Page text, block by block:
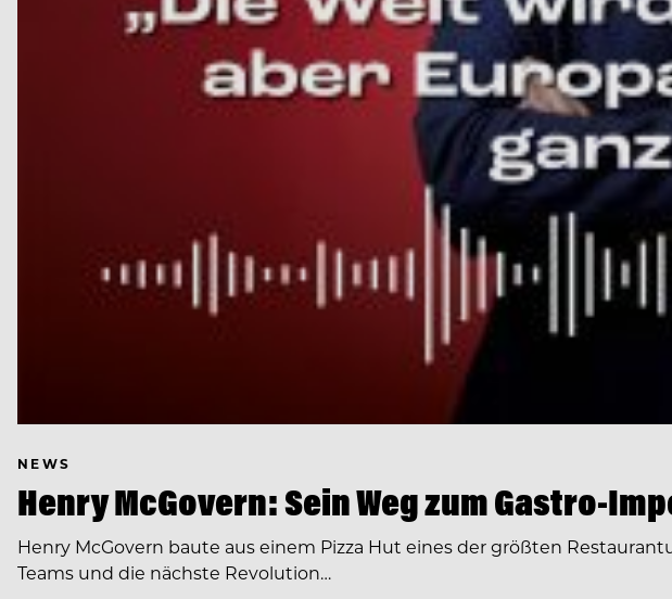
NEWS
Henry McGovern: Sein Weg zum Gastro-
Henry McGovern baute aus einem Pizza Hut eines der größten
Teams und die nächste Revolution…